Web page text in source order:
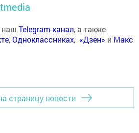
наш Telegram-канал, а также
,Одноклассниках, «Дзен» и Макс
страницу новости